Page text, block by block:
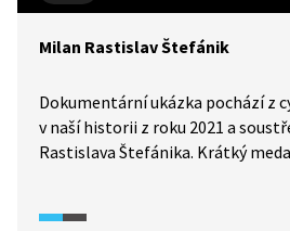
Milan Rastislav Štefánik
Dokumentární ukázka pochází z
v naší historii z roku 2021 a
Rastislava Štefánika. Krátký